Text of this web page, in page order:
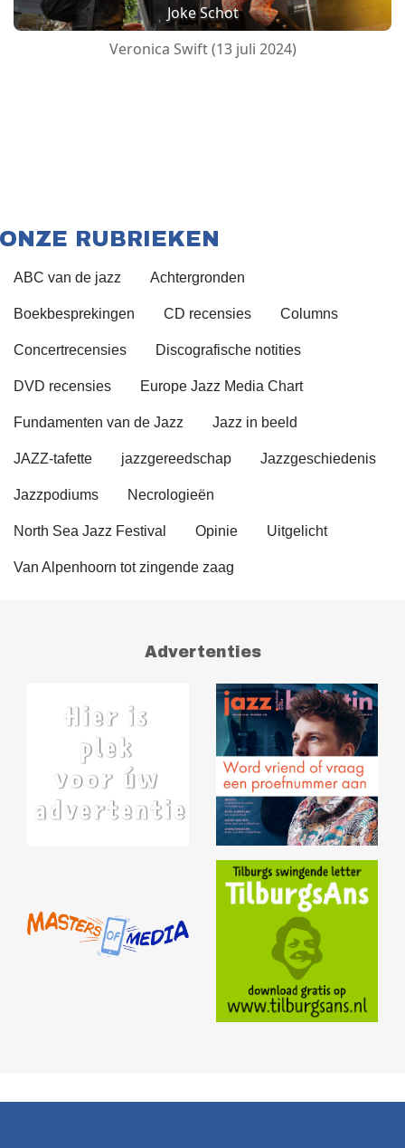
Joke Schot
Veronica Swift (13 juli 2024)
ONZE RUBRIEKEN
ABC van de jazz Achtergronden
Boekbesprekingen CD recensies Columns
Concertrecensies Discografische notities
DVD recensies Europe Jazz Media Chart
Fundamenten van de Jazz Jazz in beeld
JAZZ-tafette jazzgereedschap Jazzgeschiedenis
Jazzpodiums Necrologieën
North Sea Jazz Festival Opinie Uitgelicht
Van Alpenhoorn tot zingende zaag
Advertenties